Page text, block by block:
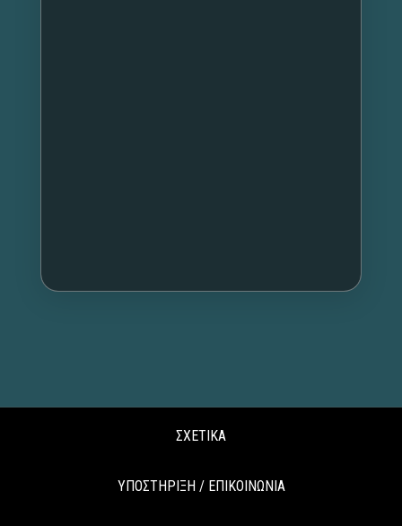
ΣΧΕΤΙΚΑ
ΥΠΟΣΤΗΡΙΞΗ / ΕΠΙΚΟΙΝΩΝΙΑ